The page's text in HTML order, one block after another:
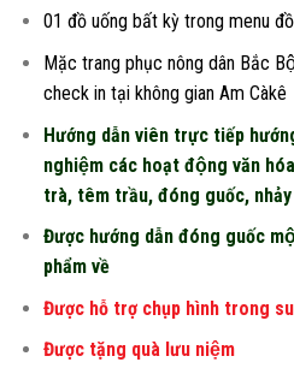
01 đồ uống bất kỳ trong menu
Mặc trang phục nông dân Bắc
check in tại không gian Am Càkê
Hướng dẫn viên trực tiếp
nghiệm các hoạt động văn
trà, têm trầu, đóng guốc,
Được hướng dẫn đóng guốc
phẩm về
Được hỗ trợ chụp hình trong
Được tặng quà lưu niệm